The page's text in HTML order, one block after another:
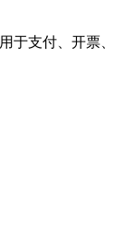
于支付、开票、